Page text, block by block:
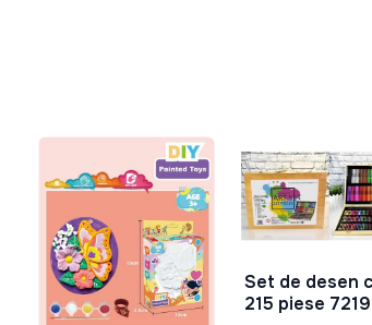
În Coș
Set de desen
215 piese 7219